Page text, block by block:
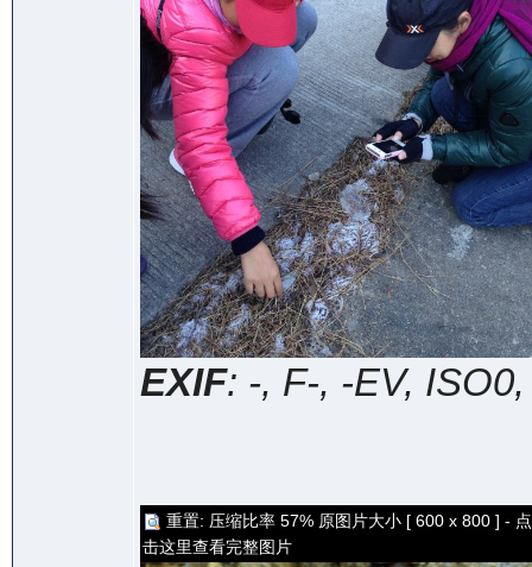
EXIF: -, F-, -EV,
重置: 压缩比率 57% 原图片大小 [ 600 x 800 ] - 点
击这里查看完整图片